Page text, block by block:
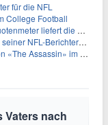
für die NFL
College Football
liefert die Vorlagen
NFL-Berichterstattung
Assassin» im Fernsehen
Vaters nach